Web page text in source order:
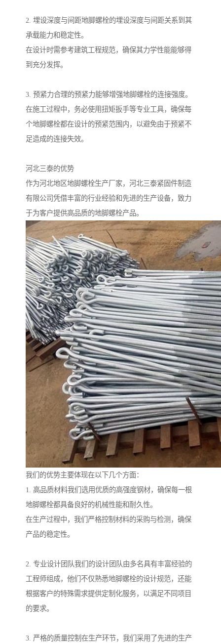
2. 埋设深度与间距地脚螺栓的埋设深度与间距关系到其
承载能力和稳定性。
在设计时需参考建筑工程规范，确保其力学性能能够得
到充分发挥。
3. 预紧力合理的预紧力能够增强地脚螺栓的连接强度。
在施工过程中，务必使用扭矩扳手等专业工具，确保每
个地脚螺栓都在设计的预紧范围内，以避免由于预紧不
足造成的连接失效。
河北三泰的优势
作为河北地区地脚螺栓生产厂家，河北三泰紧固件制造
有限公司凭借丰富的行业经验和先进的生产设备，致力
于为客户提供高品质的地脚螺栓产品。
我们的优势主要体现在以下几个方面：
1. 高品质材料我们选用优质的高强度钢材，确保每一根
地脚螺栓都具备良好的机械性能和耐久性。
在生产过程中，我们严格控制材料的采购与检测，确保
产品的稳定性。
2. 专业设计团队我们的设计团队由多名具有丰富经验的
工程师组成，他们不仅熟悉地脚螺栓的设计规范，还能
根据客户的特殊需求提供定制化服务，以满足不同项目
的要求。
3. 严格的质量控制在生产环节，我们采用了先进的生产